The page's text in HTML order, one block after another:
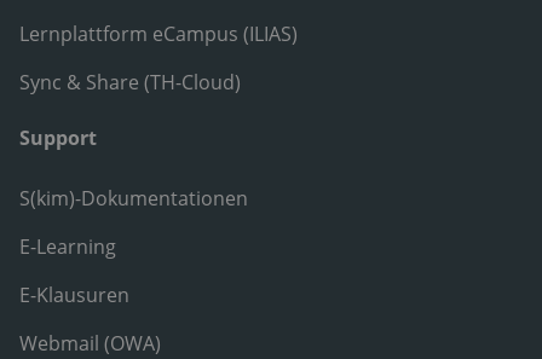
Lernplattform eCampus (ILIAS)
Sync & Share (TH-Cloud)
Support
S(kim)-Dokumentationen
E-Learning
E-Klausuren
Webmail (OWA)